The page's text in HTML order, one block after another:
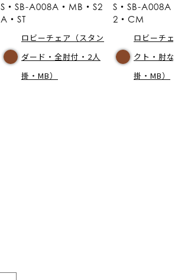
S・SB-A008A・MB・S2
A・ST
ロビーチェア（スタン
ダード・全肘付・2人
掛・MB）
S・SB-A008A・
2・CM
ロビーチェア
クト・肘なし
掛・MB）